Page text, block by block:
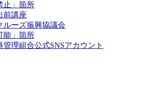
止」箇所
前講座
ルーズ振興協議会
能」箇所
管理組合公式SNSアカウント